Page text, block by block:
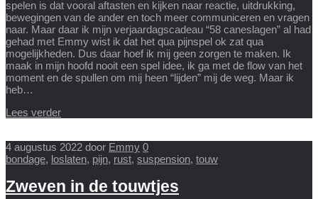
spelen is dat vooral aftasten en kijken naar reactie, uitdrukking,
bewegingen van de ander en toch meer communiceren en vragen
naar. Maar daar ik mijn verjaardagscadeau “58 caneslagen” al had
gehad met Emmy wist ik dat het qua pijnspel ok zat qua
mogelijkheden. Dus daar hoef ik mij geen zorgen te maken. Ik
maak in mijn hoofd nooit een spel idee, ik ga met de flow van het
moment en de spullen om mij heen “lijden” mij de weg. Maar ik
heb…
Lees verder
4 augustus 2022 door Emmy 0
bondage, loslaten, pijn, rust, suspension, touw
Zweven in de touwtjes